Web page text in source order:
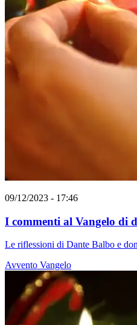
09/12/2023 - 17:46
I commenti al Vangelo di
Le riflessioni di Dante Balbo e
Avvento Vangelo